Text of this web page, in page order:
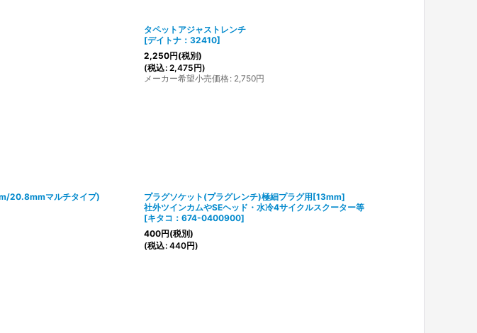
タペットアジャストレンチ
[デイトナ：32410]
2,250円(税別)
(税込: 2,475円)
メーカー希望小売価格: 2,750円
20.8mmマルチタイプ)
プラグソケット(プラグレンチ)極細プラグ用[13mm]
社外ツインカムやSEヘッド・水冷4サイクルスクーター等
[キタコ：674-0400900]
400円(税別)
(税込: 440円)